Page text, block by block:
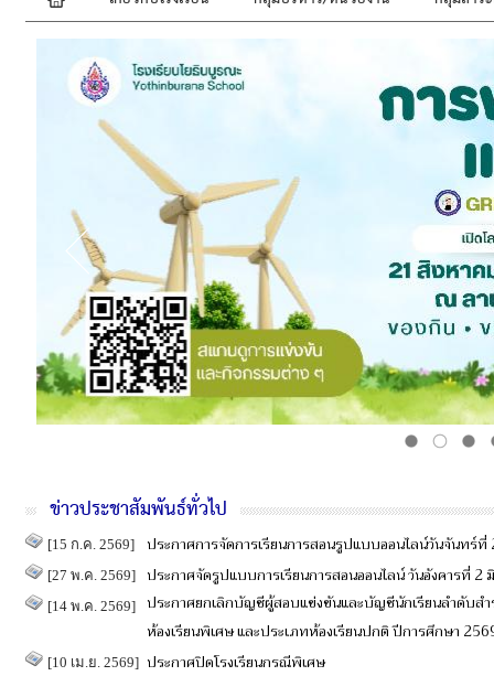
ข่าวประชาสัมพันธ์ทั่วไป
[15 ก.ค. 2569] ประกาศการจัดการเรียนการสอนรูปแบบออนไลน์วันจันทร์
[27 พ.ค. 2569] ประกาศจัดรูปแบบการเรียนการสอนออนไลน์ วันอังคารที่ 2
[14 พ.ค. 2569]
ประกาศยกเลิกบัญชีผู้สอบแข่งขันและบัญชีนักเรียนลำดับส
ห้องเรียนพิเศษ และประเภทห้องเรียนปกติ ปีการศึกษา
[10 เม.ย. 2569] ประกาศปิดโรงเรียนกรณีพิเศษ